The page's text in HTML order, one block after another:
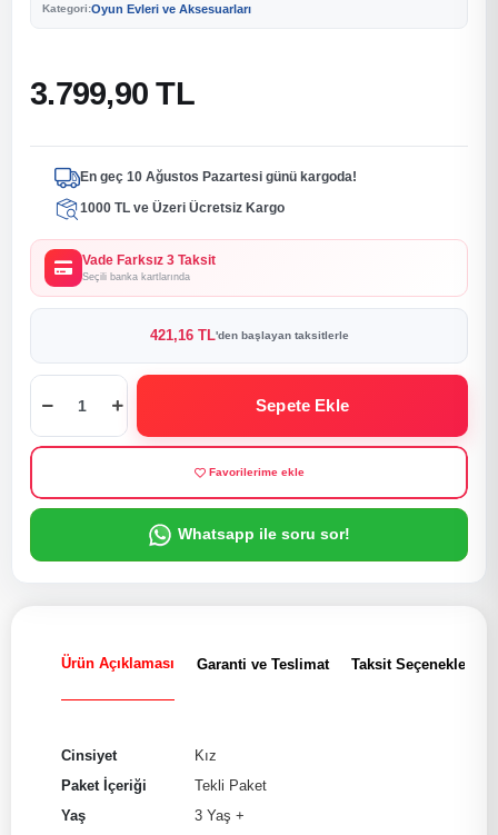
Kategori:Oyun Evleri ve Aksesuarları
3.799,90 TL
En geç 10 Ağustos Pazartesi günü kargoda!
1000 TL ve Üzeri Ücretsiz Kargo
Vade Farksız 3 Taksit
Seçili banka kartlarında
421,16 TL'den başlayan taksitlerle
Sepete Ekle
Favorilerime ekle
Whatsapp ile soru sor!
Ürün Açıklaması Garanti ve Teslimat Taksit Seçenekleri
Cinsiyet
Kız
Paket İçeriği
Tekli Paket
Yaş
3 Yaş +